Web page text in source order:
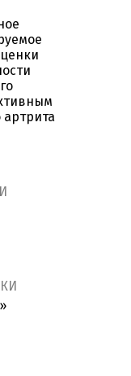
артрита